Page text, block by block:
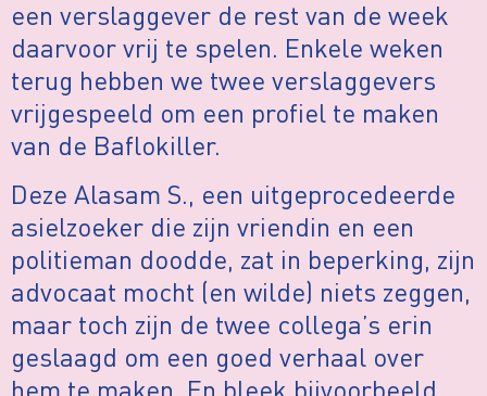
een verslaggever de rest van de week
daarvoor vrij te spelen. Enkele weken
terug hebben we twee verslaggevers
vrijgespeeld om een profiel te maken
van de Baflokiller.
Deze Alasam S., een uitgeprocedeerde
asielzoeker die zijn vriendin en een
politieman doodde, zat in beperking, zijn
advocaat mocht (en wilde) niets zeggen,
maar toch zijn de twee collega’s erin
geslaagd om een goed verhaal over
hem te maken. En bleek bijvoorbeeld